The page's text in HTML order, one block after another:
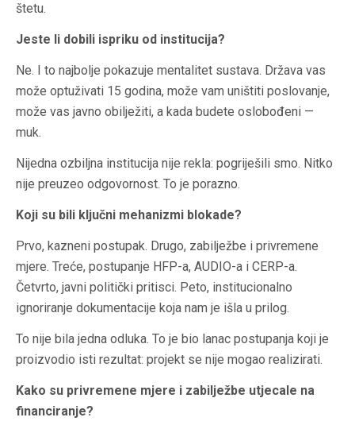
štetu.
Jeste li dobili ispriku od institucija?
Ne. I to najbolje pokazuje mentalitet sustava. Država vas
može optuživati 15 godina, može vam uništiti poslovanje,
može vas javno obilježiti, a kada budete oslobođeni —
muk.
Nijedna ozbiljna institucija nije rekla: pogriješili smo. Nitko
nije preuzeo odgovornost. To je porazno.
Koji su bili ključni mehanizmi blokade?
Prvo, kazneni postupak. Drugo, zabilježbe i privremene
mjere. Treće, postupanje HFP-a, AUDIO-a i CERP-a.
Četvrto, javni politički pritisci. Peto, institucionalno
ignoriranje dokumentacije koja nam je išla u prilog.
To nije bila jedna odluka. To je bio lanac postupanja koji je
proizvodio isti rezultat: projekt se nije mogao realizirati.
Kako su privremene mjere i zabilježbe utjecale na
financiranje?